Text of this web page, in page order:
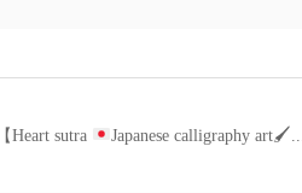
【Heart sutra Japanese calligraphy art🖌...